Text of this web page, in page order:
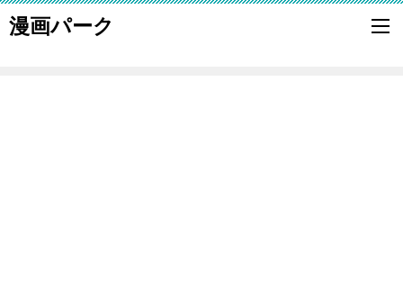
漫画パーク